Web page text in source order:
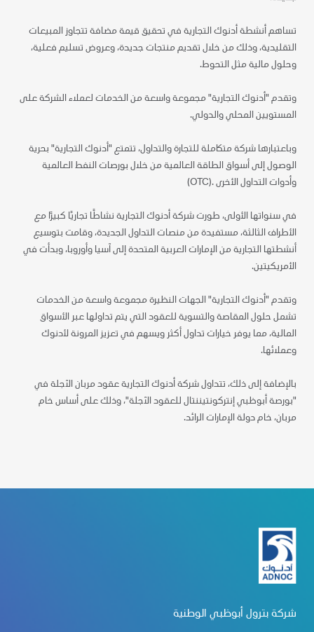
تساهم أنشطة أدنوك التجارية في تحقيق قيمة مضافة تتجاوز المبيعات
التقليدية، وذلك من خلال تقديم منتجات جديدة، وعروض تسليم فعلية،
وحلول مالية مثل التحوط.
وتقدم "أدنوك التجارية" مجموعة واسعة من الخدمات لعملاء الشركة على
المستويين المحلي والدولي.
وباعتبارها شركة متكاملة للتجارة والتداول، تتمتع "أدنوك التجارية" بحرية
الوصول إلى أسواق الطاقة العالمية من خلال بورصات النفط العالمية
وأدوات التداول الأخرى .(OTC)
في سنواتها الأولى، طورت شركة أدنوك التجارية نشاطًا تجاريًا كبيرًا مع
الأطراف الثالثة، مستفيدة من منصات التداول الجديدة، وقامت بتوسيع
أنشطتها التجارية من الإمارات العربية المتحدة إلى آسيا وأوروبا، وبدأت في
الأمريكيتين.
وتقدم "أدنوك التجارية" الجهات النظيرة مجموعة واسعة من الخدمات
تشمل حلول المقاصة والتسوية للعقود التي يتم تداولها عبر الأسواق
المالية، مما يوفر خيارات تداول أكثر ويسهم في تعزيز المرونة لأدنوك
وعملائها.
بالإضافة إلى ذلك، تتداول شركة أدنوك التجارية عقود مربان الآجلة في
"بورصة أبوظبي إنتركونتيننتال للعقود الآجلة"، وذلك على أساس خام
مربان، خام دولة الإمارات الرائد.
شركة بترول أبوظبي الوطنية